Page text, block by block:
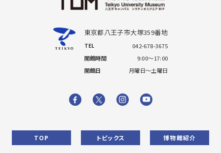
TOP トピックス 博物館紹介
東京都八王子市大塚359番地
TEL
042-678-3675
開館時間
9:00～17:00
開館日
月曜日～土曜日